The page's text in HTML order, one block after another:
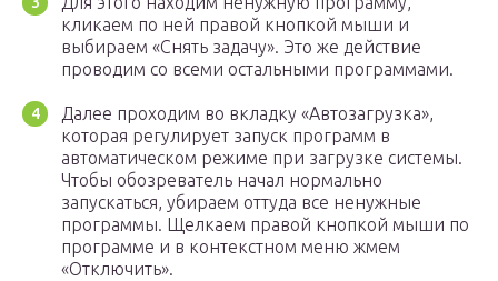
кликаем по ней правой кнопкой мыши и
выбираем «Снять задачу». Это же действие
проводим со всеми остальными программами.
Далее проходим во вкладку «Автозагрузка»,
которая регулирует запуск программ в
автоматическом режиме при загрузке системы.
Чтобы обозреватель начал нормально
запускаться, убираем оттуда все ненужные
программы. Щелкаем правой кнопкой мыши по
программе и в контекстном меню жмем
«Отключить».